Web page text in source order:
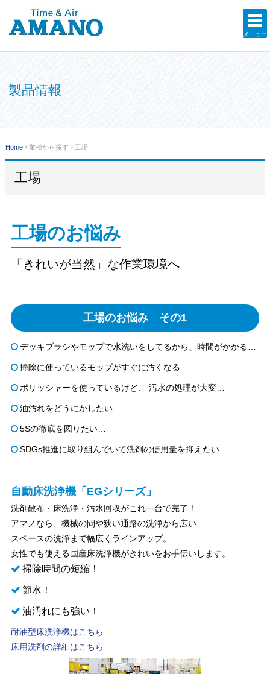
メニュー
製品情報
Home 業種から探す 工場
工場
工場のお悩み
「きれいが当然」な作業環境へ
工場のお悩み その1
デッキブラシやモップで水洗いをしてるから、時間がかかる…
掃除に使っているモップがすぐに汚くなる…
ポリッシャーを使っているけど、 汚水の処理が大変…
油汚れをどうにかしたい
5Sの徹底を図りたい…
SDGs推進に取り組んでいて洗剤の使用量を抑えたい
自動床洗浄機「EGシリーズ」
洗剤散布・床洗浄・汚水回収がこれ一台で完了！
アマノなら、機械の間や狭い通路の洗浄から広い
スペースの洗浄まで幅広くラインアップ。
女性でも使える国産床洗浄機がきれいをお手伝いします。
掃除時間の短縮！
節水！
油汚れにも強い！
耐油型床洗浄機はこちら
床用洗剤の詳細はこちら